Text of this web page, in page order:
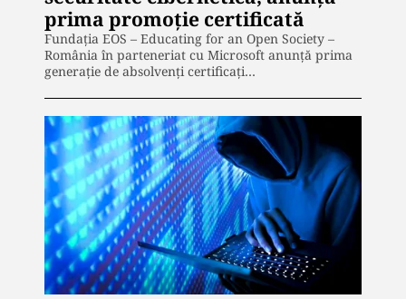
prima promoție certificată
Fundația EOS – Educating for an Open Society –
România în parteneriat cu Microsoft anunță prima
generație de absolvenți certificați…